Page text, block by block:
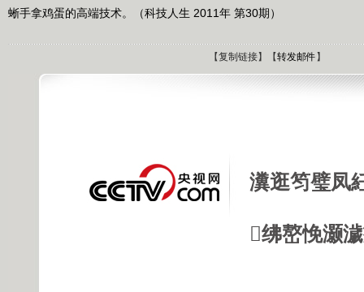
蜥手拿鸡蛋的高端技术。（科技人生 2011年 第30期）
【复制链接】【转发邮件 】
瀵逛笉璧凤
绋嶅悗灏